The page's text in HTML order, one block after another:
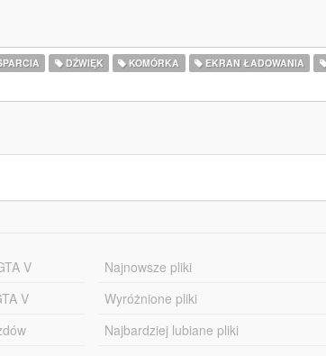
DŹWIĘK KOMÓRKA EKRAN ŁADOWANIA
V
V
Najnowsze pliki
Wyróżnione pliki
Najbardziej lubiane pliki